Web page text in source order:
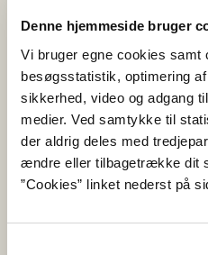
Denne hjemmeside bruger
Vi bruger egne cookies samt
besøgsstatistik, optimering
sikkerhed, video og adgang
medier. Ved samtykke til
der aldrig deles med
ændre eller tilbagetrække dit
”Cookies” linket nederst på
Udslæt under pelsen
Lovstof